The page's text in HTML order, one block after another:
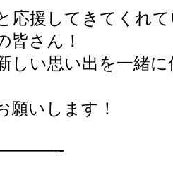
応援してきてくれ
皆さん！
しい思い出を一緒
願いします！